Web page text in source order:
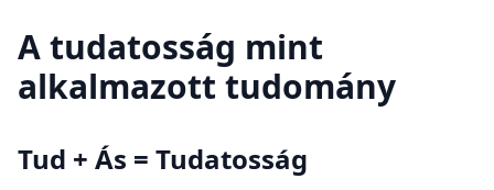
A tudatosság mint
alkalmazott tudomány
Tud + Ás = Tudatosság